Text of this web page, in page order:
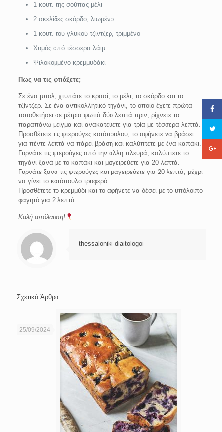
1 κουτ. της σούπας μέλι
2 σκελίδες σκόρδο, λιωμένο
1 κουτ. του γλυκού τζίντζερ, τριμμένο
Χυμός από τέσσερα λάιμ
Ψιλοκομμένο κρεμμυδάκι
Πως να τις φτιάξετε;
Σε ένα μπολ, χτυπάτε το κρασί, το μέλι, το σκόρδο και το
τζίντζερ. Σε ένα αντικολλητικό τηγάνι, το οποίο έχετε πρώτα
τοποθετήσει σε μέτρια φωτιά δύο λεπτά πριν, ρίχνετε το
παραπάνω μείγμα και ανακατεύετε για τρία με τέσσερα λεπτά.
Προσθέτετε τις φτερούγες κοτόπουλου, το αφήνετε να βράσει
για πέντε λεπτά να πάρει βράση και καλύπτετε με ένα καπάκι.
Γυρνάτε τις φτερούγες από την άλλη πλευρά, καλύπτετε το
τηγάνι ξανά με το καπάκι και μαγειρεύετε για 20 λεπτά.
Γυρνάτε ξανά τις φτερούγες και μαγειρεύετε για 20 λεπτά, μέχρι
να γίνει το κοτόπουλο τρυφερό.
Προσθέτετε το κρεμμύδι και το αφήνετε να δέσει με το υπόλοιπο
φαγητό για 2 λεπτά.
Καλή απόλαυση!
thessaloniki-diaitologoi
Σχετικά Άρθρα
25/09/2024